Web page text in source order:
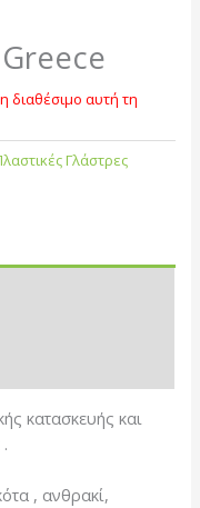
διαθέσιμο αυτή τη
Γλάστρες
κατασκευής και
, ανθρακί,